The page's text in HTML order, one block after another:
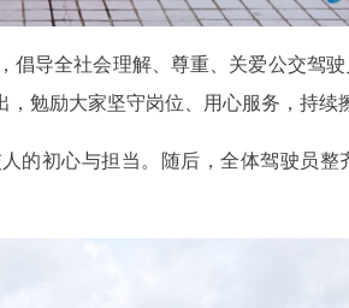
导全社会理解、尊重、关爱公交驾
勉励大家坚守岗位、用心服务，持续
的初心与担当。随后，全体驾驶员